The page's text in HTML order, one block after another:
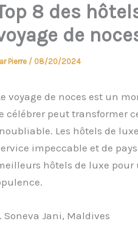
8 des
de
Pierre / 08/20/2024
voyage de noces est un
célébrer peut transformer
Les hôtels de
impeccable et de
hôtels de luxe
Soneva Jani, Maldives